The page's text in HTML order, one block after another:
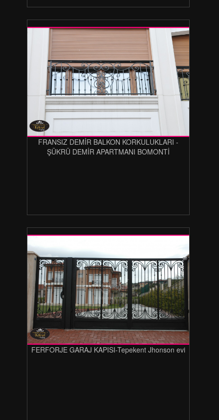
FRANSIZ DEMİR BALKON KORKULUKLARI -
ŞÜKRÜ DEMİR APARTMANI BOMONTİ
FERFORJE GARAJ KAPISI-Tepekent Jhonson evi